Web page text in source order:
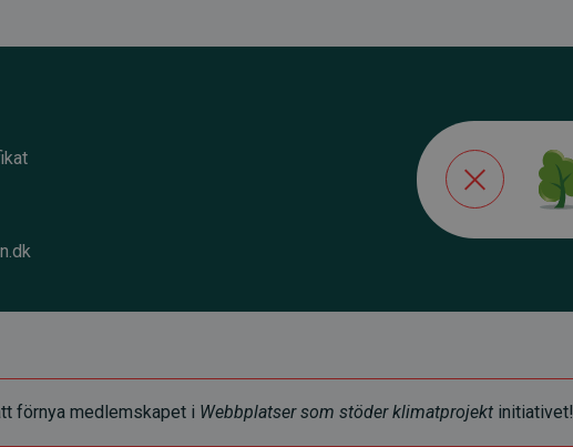
förnya medlemskapet i Webbplatser som stöder klimatprojekt initiativet!